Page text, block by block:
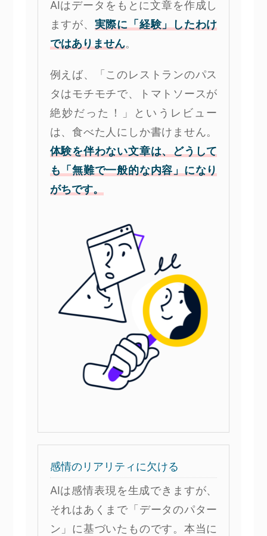
AIはデータをもとに文章を作成し
ますが、 実際に「経験」したわけ
ではありません。
例えば、「このレストランのパス
タはモチモチで、トマトソースが
絶妙だった！」というレビュー
は、食べた人にしか書けません。
体験を伴わない文章は、どうして
も「無難で一般的な内容」になり
がちです。
感情のリアリティに欠ける
AIは感情表現を生成できますが、
それはあくまで「データのパター
ン」に基づいたものです。本当に